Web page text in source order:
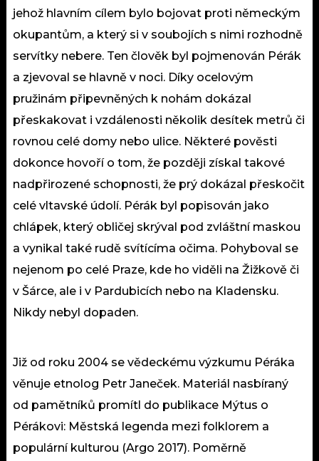
jehož hlavním cílem bylo bojovat proti německým
okupantům, a který si v soubojích s nimi rozhodně
servítky nebere. Ten člověk byl pojmenován Pérák
a zjevoval se hlavně v noci. Díky ocelovým
pružinám připevněných k nohám dokázal
přeskakovat i vzdálenosti několik desítek metrů či
rovnou celé domy nebo ulice. Některé pověsti
dokonce hovoří o tom, že později získal takové
nadpřirozené schopnosti, že prý dokázal přeskočit
celé vltavské údolí. Pérák byl popisován jako
chlápek, který obličej skrýval pod zvláštní maskou
a vynikal také rudě svítícíma očima. Pohyboval se
nejenom po celé Praze, kde ho viděli na Žižkově či
v Šárce, ale i v Pardubicích nebo na Kladensku.
Nikdy nebyl dopaden.
Již od roku 2004 se vědeckému výzkumu Péráka
věnuje etnolog Petr Janeček. Materiál nasbíraný
od pamětníků promítl do publikace Mýtus o
Pérákovi: Městská legenda mezi folklorem a
populární kulturou (Argo 2017). Poměrně